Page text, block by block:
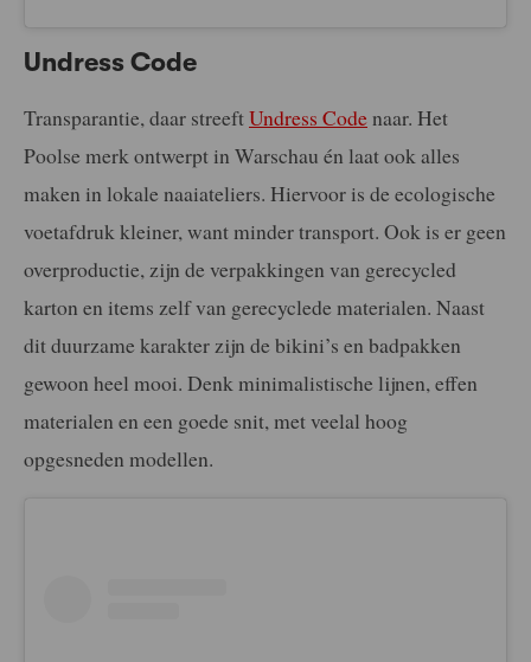
Undress Code
Transparantie, daar streeftUndress Codenaar. Het
Poolse merk ontwerpt in Warschau én laat ook alles
maken in lokale naaiateliers. Hiervoor is de ecologische
voetafdruk kleiner, want minder transport. Ook is er geen
overproductie, zijn de verpakkingen van gerecycled
karton en items zelf van gerecyclede materialen. Naast
dit duurzame karakter zijn de bikini’s en badpakken
gewoon heel mooi. Denk minimalistische lijnen, effen
materialen en een goede snit, met veelal hoog
opgesneden modellen.